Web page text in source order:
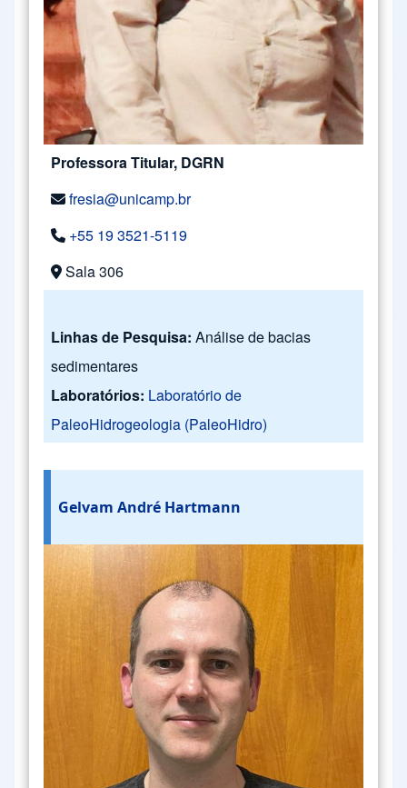
Professora Titular, DGRN
fresia@unicamp.br
+55 19 3521-5119
Sala 306
Linhas de Pesquisa: Análise de bacias
sedimentares
Laboratórios: Laboratório de
PaleoHidrogeologia (PaleoHidro)
Gelvam André Hartmann